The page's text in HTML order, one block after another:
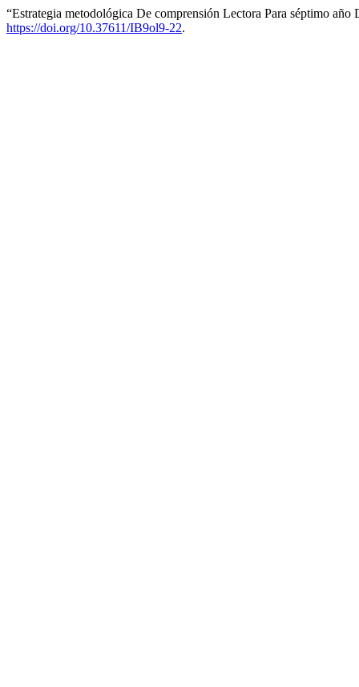
“Estrategia metodológica De comprensión Lectora Para séptimo
https://doi.org/10.37611/IB9ol9-22.